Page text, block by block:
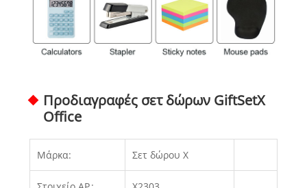
Προδιαγραφές σετ δώρων GiftSetX
Office
Μάρκα: Σετ δώρου X